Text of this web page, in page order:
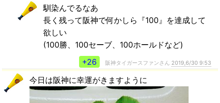
馴染んでるなあ
長く残って阪神で何かしら『100』を達成して
欲しい
(100勝、100セーブ、100ホールドなど)
+26
阪神タイガースファンさん 2019,6/30 9:53
今日は阪神に幸運がきますように